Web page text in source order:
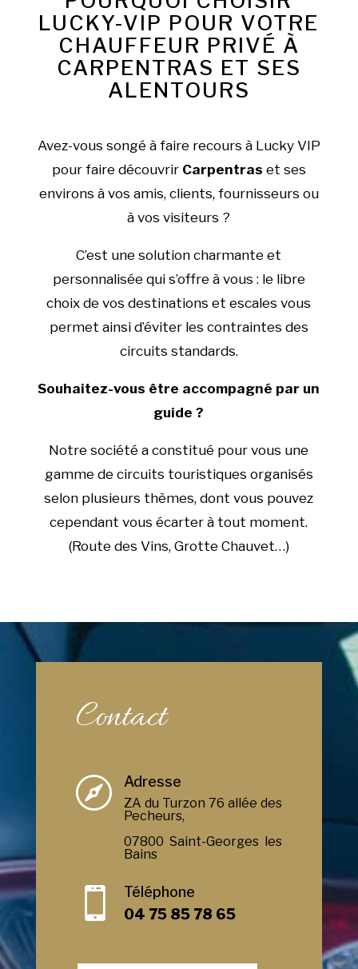
LUCKY-VIP POUR VOTRE
CHAUFFEUR PRIVÉ À
CARPENTRAS ET SES
ALENTOURS
Avez-vous songé à faire recours à Lucky VIP
pour faire découvrir Carpentras et ses
environs à vos amis, clients, fournisseurs ou
à vos visiteurs ?
C’est une solution charmante et
personnalisée qui s’offre à vous : le libre
choix de vos destinations et escales vous
permet ainsi d’éviter les contraintes des
circuits standards.
Souhaitez-vous être accompagné par un
guide ?
Notre société a constitué pour vous une
gamme de circuits touristiques organisés
selon plusieurs thèmes, dont vous pouvez
cependant vous écarter à tout moment.
(Route des Vins, Grotte Chauvet…)
Contact
 Adresse
ZA du Turzon 76 allée des
Pecheurs,
07800 Saint-Georges les
Bains

Téléphone
04 75 85 78 65